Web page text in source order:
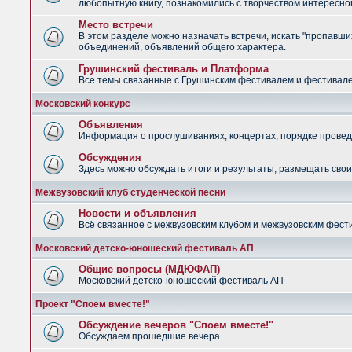
любопытную книгу, познакомились с творчеством
Место встречи
В этом разделе можно назначать встречи, искать
объединений, объявлений общего характера.
Грушинский фестиваль и Платформа
Все темы связанные с Грушинским фестивалем и
Московский конкурс
Объявления
Информация о прослушиваниях, концертах, порядке
Обсуждения
Здесь можно обсуждать итоги и результаты, размещать
Межвузовский клуб студенческой песни
Новости и объявления
Всё связанное с межвузовским клубом и межвузовским
Московский детско-юношеский фестиваль АП
Общие вопросы (МДЮФАП)
Московский детско-юношеский фестиваль АП
Проект "Споем вместе!"
Обсуждение вечеров "Споем вместе!"
Обсуждаем прошедшие вечера